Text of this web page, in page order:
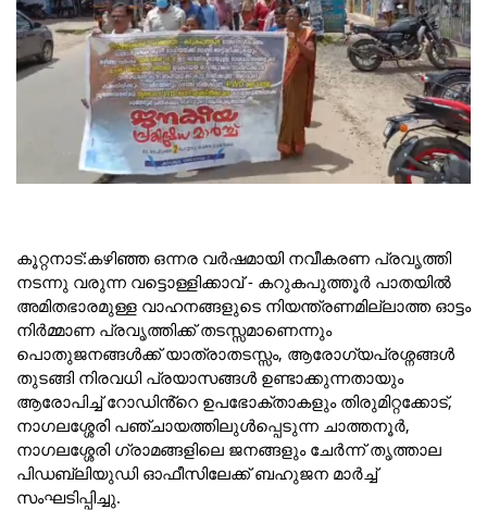
കൂറ്റനാട്:കഴിഞ്ഞ ഒന്നര വർഷമായി നവീകരണ പ്രവൃത്തി
നടന്നു വരുന്ന വട്ടൊള്ളിക്കാവ് - കറുകപുത്തൂർ പാതയിൽ
അമിതഭാരമുള്ള വാഹനങ്ങളുടെ നിയന്ത്രണമില്ലാത്ത ഓട്ടം
നിർമ്മാണ പ്രവൃത്തിക്ക് തടസ്സമാണെന്നും
പൊതുജനങ്ങൾക്ക് യാത്രാതടസ്സം, ആരോഗ്യപ്രശ്നങ്ങൾ
തുടങ്ങി നിരവധി പ്രയാസങ്ങൾ ഉണ്ടാക്കുന്നതായും
ആരോപിച്ച് റോഡിൻ്റെ ഉപഭോക്താകളും തിരുമിറ്റക്കോട്,
നാഗലശ്ശേരി പഞ്ചായത്തിലുൾപ്പെടുന്ന ചാത്തനൂർ,
നാഗലശ്ശേരി ഗ്രാമങ്ങളിലെ ജനങ്ങളും ചേർന്ന് തൃത്താല
പിഡബ്ലിയുഡി ഓഫീസിലേക്ക് ബഹുജന മാർച്ച്
സംഘടിപ്പിച്ചു.